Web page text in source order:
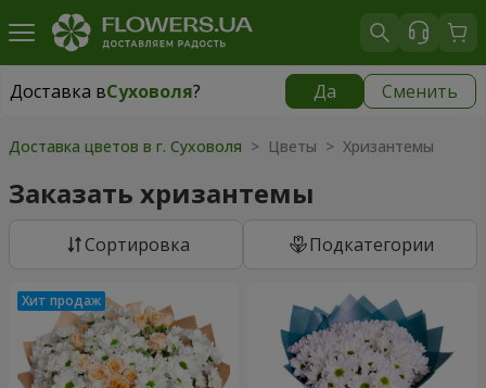
Доставка вСуховоля? Да Сменить
Доставка вСуховоля|
Доставка цветов в г. Суховоля > Цветы > Хризантемы
Заказать хризантемы
Cортировка Подкатегории